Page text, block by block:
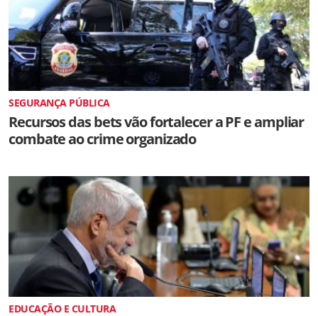
SEGURANÇA PÚBLICA
Recursos das bets vão fortalecer a PF e ampliar
combate ao crime organizado
EDUCAÇÃO E CULTURA